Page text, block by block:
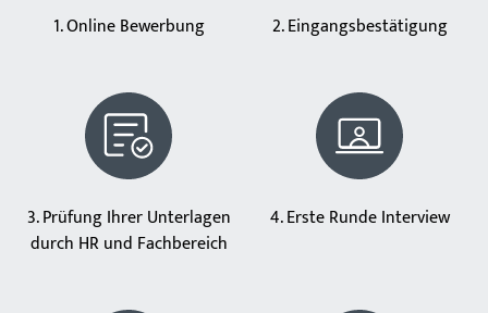
1. Online Bewerbung 2. Eingangsbestätigung
3. Prüfung Ihrer Unterlagen
durch HR und Fachbereich
4. Erste Runde Interview